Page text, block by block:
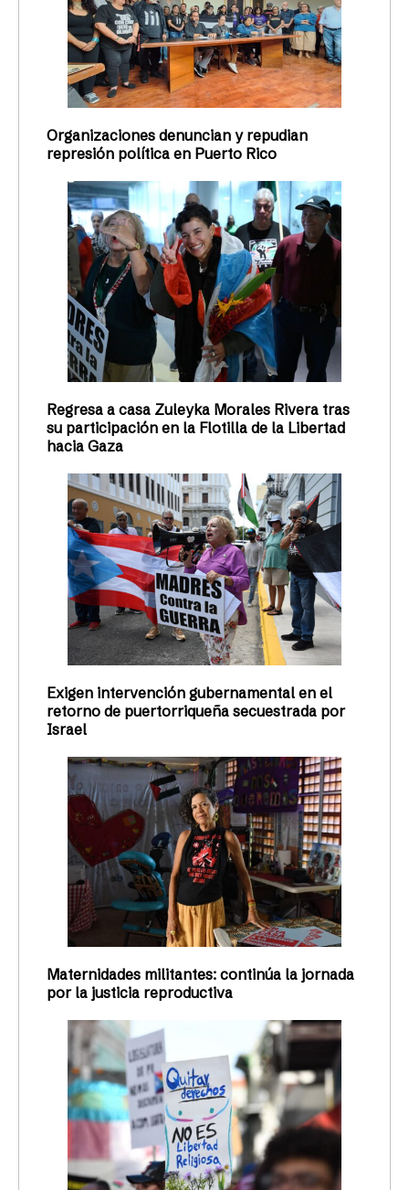
Organizaciones denuncian y repudian
represión política en Puerto Rico
Regresa a casa Zuleyka Morales Rivera tras
su participación en la Flotilla de la Libertad
hacia Gaza
Exigen intervención gubernamental en el
retorno de puertorriqueña secuestrada por
Israel
Maternidades militantes: continúa la jornada
por la justicia reproductiva